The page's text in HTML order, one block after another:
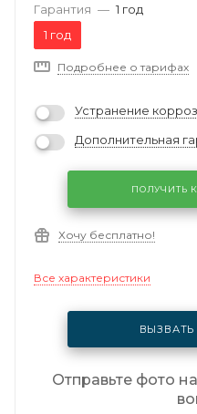
Гарантия — 1 год
1 год
Подробнее о тарифах
Устранение
Дополнительная
ПОЛУЧИТЬ
Хочу бесплатно!
Все характеристики
Отправьте фото